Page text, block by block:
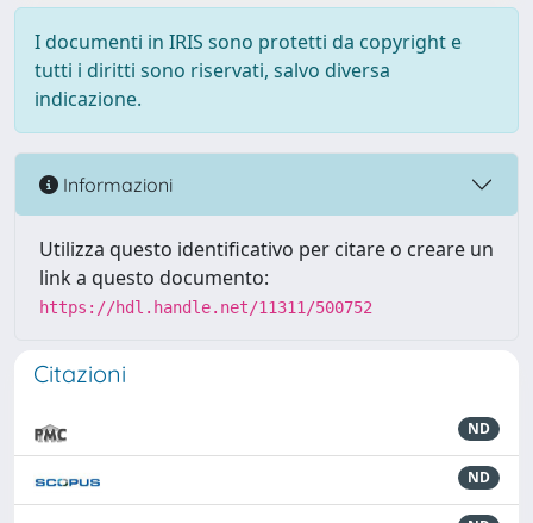
I documenti in IRIS sono protetti da copyright e
tutti i diritti sono riservati, salvo diversa
indicazione.
Informazioni
Utilizza questo identificativo per citare o creare un
link a questo documento:
https://hdl.handle.net/11311/500752
Citazioni
ND
ND